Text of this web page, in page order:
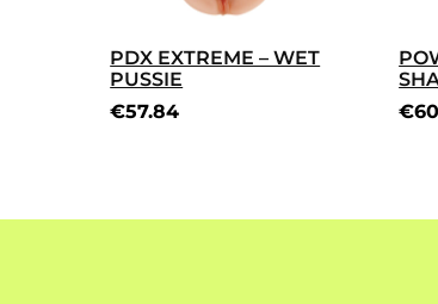
PDX EXTREME – WET
PUSSIE
€57.84
€